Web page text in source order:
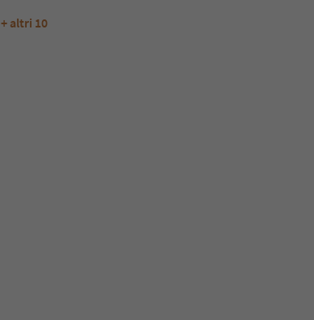
+ altri 10